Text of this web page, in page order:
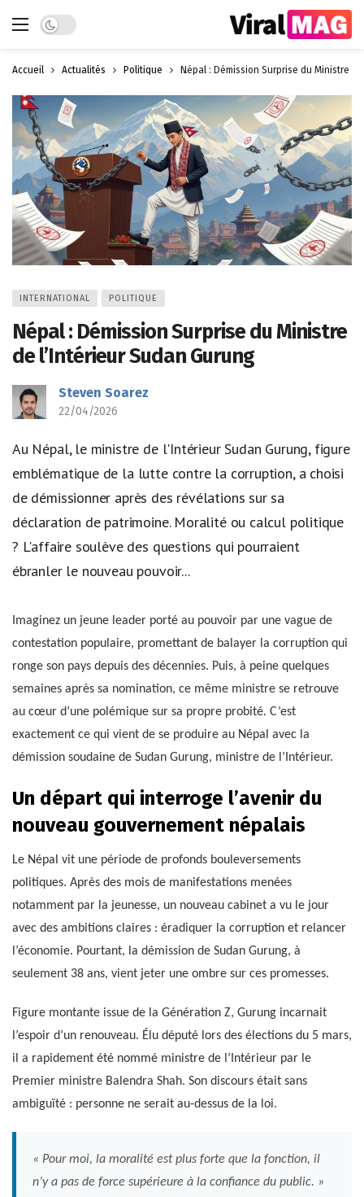
Dark mode
Accueil Actualités Politique Népal : Démission Surprise du Ministre
INTERNATIONAL POLITIQUE
Népal : Démission Surprise du Ministre
de l’Intérieur Sudan Gurung
Steven Soarez
22/04/2026
Au Népal, le ministre de l'Intérieur Sudan Gurung, figure
emblématique de la lutte contre la corruption, a choisi
de démissionner après des révélations sur sa
déclaration de patrimoine. Moralité ou calcul politique
? L'affaire soulève des questions qui pourraient
ébranler le nouveau pouvoir...
Imaginez un jeune leader porté au pouvoir par une vague de
contestation populaire, promettant de balayer la corruption qui
ronge son pays depuis des décennies. Puis, à peine quelques
semaines après sa nomination, ce même ministre se retrouve
au cœur d’une polémique sur sa propre probité. C’est
exactement ce qui vient de se produire au Népal avec la
démission soudaine de Sudan Gurung, ministre de l’Intérieur.
Un départ qui interroge l’avenir du
nouveau gouvernement népalais
Le Népal vit une période de profonds bouleversements
politiques. Après des mois de manifestations menées
notamment par la jeunesse, un nouveau cabinet a vu le jour
avec des ambitions claires : éradiquer la corruption et relancer
l’économie. Pourtant, la démission de Sudan Gurung, à
seulement 38 ans, vient jeter une ombre sur ces promesses.
Figure montante issue de la Génération Z, Gurung incarnait
l’espoir d’un renouveau. Élu député lors des élections du 5 mars,
il a rapidement été nommé ministre de l’Intérieur par le
Premier ministre Balendra Shah. Son discours était sans
ambiguïté : personne ne serait au-dessus de la loi.
« Pour moi, la moralité est plus forte que la fonction, il
n’y a pas de force supérieure à la confiance du public. »